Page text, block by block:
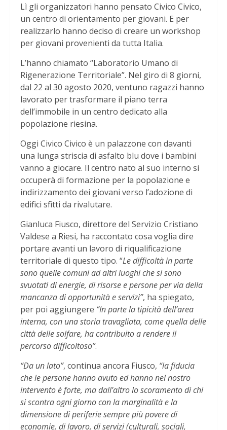
Lì gli organizzatori hanno pensato Civico Civico,
un centro di orientamento per giovani. E per
realizzarlo hanno deciso di creare un workshop
per giovani provenienti da tutta Italia.
L’hanno chiamato “Laboratorio Umano di
Rigenerazione Territoriale”. Nel giro di 8 giorni,
dal 22 al 30 agosto 2020, ventuno ragazzi hanno
lavorato per trasformare il piano terra
dell’immobile in un centro dedicato alla
popolazione riesina.
Oggi Civico Civico è un palazzone con davanti
una lunga striscia di asfalto blu dove i bambini
vanno a giocare. Il centro nato al suo interno si
occuperà di formazione per la popolazione e
indirizzamento dei giovani verso l’adozione di
edifici sfitti da rivalutare.
Gianluca Fiusco, direttore del Servizio Cristiano
Valdese a Riesi, ha raccontato cosa voglia dire
portare avanti un lavoro di riqualificazione
territoriale di questo tipo. “Le difficoltà in parte
sono quelle comuni ad altri luoghi che si sono
svuotati di energie, di risorse e persone per via della
mancanza di opportunità e servizi”, ha spiegato,
per poi aggiungere “In parte la tipicità dell’area
interna, con una storia travagliata, come quella delle
città delle solfare, ha contribuito a rendere il
percorso difficoltoso”.
“Da un lato”, continua ancora Fiusco, “la fiducia
che le persone hanno avuto ed hanno nel nostro
intervento è forte, ma dall’altro lo scoramento di chi
si scontra ogni giorno con la marginalità e la
dimensione di periferie sempre più povere di
economie, di lavoro, di servizi (culturali, sociali,